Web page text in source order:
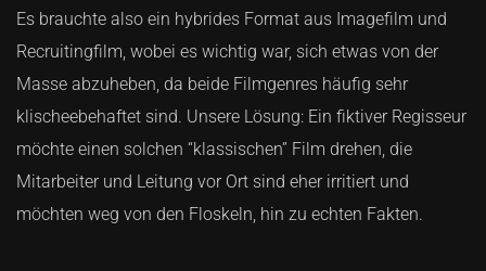
Es brauchte also ein hybrides Format aus Imagefilm und
Recruitingfilm, wobei es wichtig war, sich etwas von der
Masse abzuheben, da beide Filmgenres häufig sehr
klischeebehaftet sind. Unsere Lösung: Ein fiktiver Regisseur
möchte einen solchen “klassischen” Film drehen, die
Mitarbeiter und Leitung vor Ort sind eher irritiert und
möchten weg von den Floskeln, hin zu echten Fakten.